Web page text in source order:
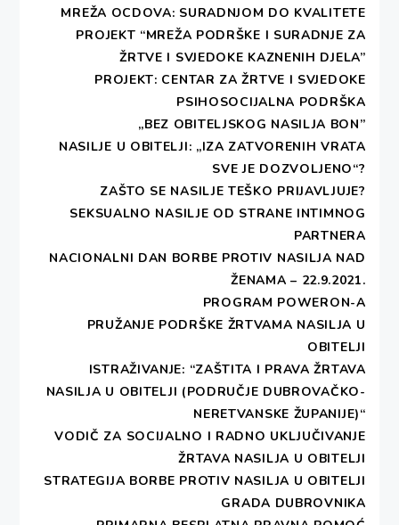
MREŽA OCDOVA: SURADNJOM DO KVALITETE
PROJEKT “MREŽA PODRŠKE I SURADNJE ZA
ŽRTVE I SVJEDOKE KAZNENIH DJELA”
PROJEKT: CENTAR ZA ŽRTVE I SVJEDOKE
PSIHOSOCIJALNA PODRŠKA
„BEZ OBITELJSKOG NASILJA BON”
NASILJE U OBITELJI: „IZA ZATVORENIH VRATA
SVE JE DOZVOLJENO“?
ZAŠTO SE NASILJE TEŠKO PRIJAVLJUJE?
SEKSUALNO NASILJE OD STRANE INTIMNOG
PARTNERA
NACIONALNI DAN BORBE PROTIV NASILJA NAD
ŽENAMA – 22.9.2021.
PROGRAM POWERON-A
PRUŽANJE PODRŠKE ŽRTVAMA NASILJA U
OBITELJI
ISTRAŽIVANJE: “ZAŠTITA I PRAVA ŽRTAVA
NASILJA U OBITELJI (PODRUČJE DUBROVAČKO-
NERETVANSKE ŽUPANIJE)“
VODIČ ZA SOCIJALNO I RADNO UKLJUČIVANJE
ŽRTAVA NASILJA U OBITELJI
STRATEGIJA BORBE PROTIV NASILJA U OBITELJI
GRADA DUBROVNIKA
Theme:Write BlogbyThememattic